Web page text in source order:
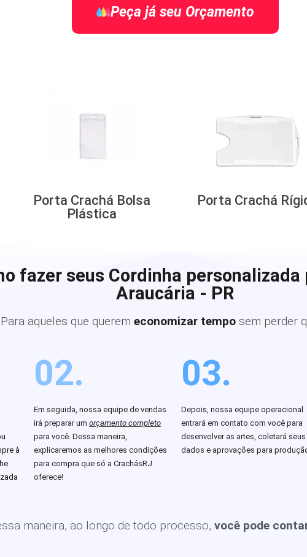
Peça já seu Orçamento
Porta Crachá Bolsa
Plástica
Porta Crachá
fazer seus Cordinha personalizada
Araucária - PR
Para aqueles que querem economizar tempo sem perder
à
02.
Em seguida, nossa equipe de vendas
irá preparar um orçamento completo
para você. Dessa maneira,
explicaremos as melhores condições
para compra que só a CrachásRJ
oferece!
03.
Depois, nossa equipe operacional
entrará em contato com você para
desenvolver as artes, coletará seus
dados e aprovações para
maneira, ao longo de todo processo, você pode